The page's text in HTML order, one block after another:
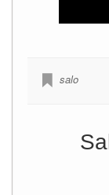
salo